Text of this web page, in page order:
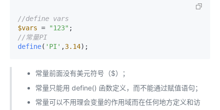
//define vars
$vars = "123"
//常量PI
define( 'PI' ,3.14);
常量前面没有美元符号（$）；
常量只能用 define() 函数定义，而不能通过赋值语句；
常量可以不用理会变量的作用域而在任何地方定义和访